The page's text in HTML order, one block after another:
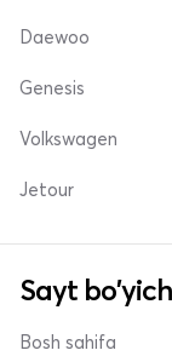
Daewoo
Genesis
Volkswagen
Jetour
Sayt
Bosh sahifa